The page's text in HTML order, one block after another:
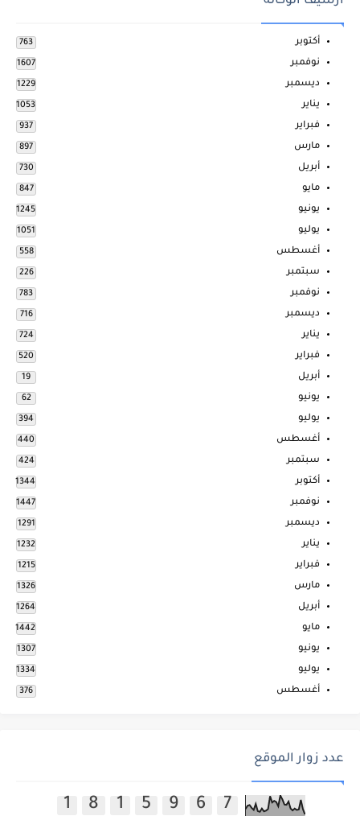
أكتوبر 763
نوفمبر 1607
ديسمبر 1229
يناير 1053
فبراير 937
مارس 897
أبريل 730
مايو 847
يونيو 1245
يوليو 1051
أغسطس 558
سبتمبر 226
نوفمبر 783
ديسمبر 716
يناير 724
فبراير 520
أبريل 19
يونيو 62
يوليو 394
أغسطس 440
سبتمبر 424
أكتوبر 1344
نوفمبر 1447
ديسمبر 1291
يناير 1232
فبراير 1215
مارس 1326
أبريل 1264
مايو 1442
يونيو 1307
يوليو 1334
أغسطس 376
عدد زوار الموقع
1 8 1 5 9 6 7